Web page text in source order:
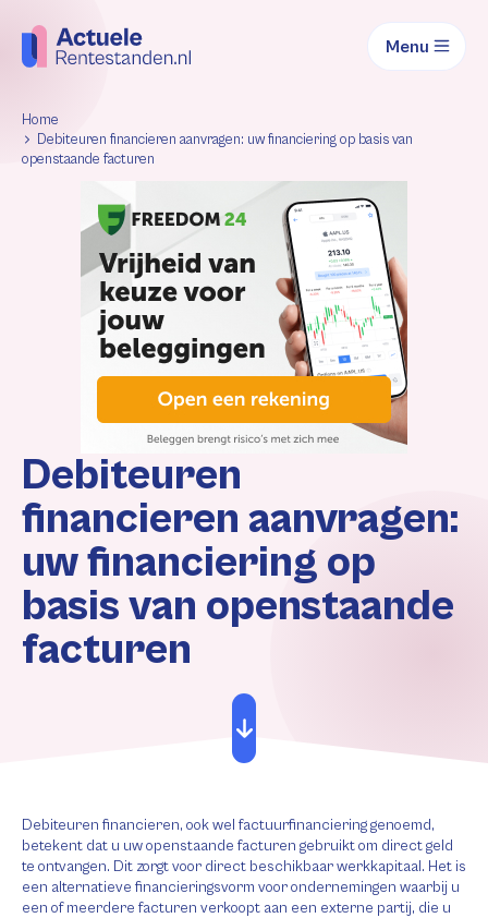
Menu
Home
Debiteuren financieren aanvragen: uw financiering op basis van
openstaande facturen
Debiteuren
financieren aanvragen:
uw financiering op
basis van openstaande
facturen
Debiteuren financieren, ook wel factuurfinanciering genoemd,
betekent dat u uw openstaande facturen gebruikt om direct geld
te ontvangen. Dit zorgt voor direct beschikbaar werkkapitaal. Het is
een alternatieve financieringsvorm voor ondernemingen waarbij u
een of meerdere facturen verkoopt aan een externe partij, die u